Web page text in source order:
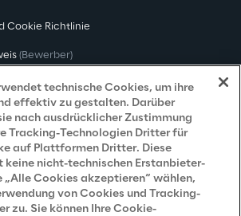
Cookie Richtlinie
(Bewerber)
(Kunden)
(Dienstleister)
(Marketing)
- LKSG(Deutschland)
technische Cookies, um ihre
effektiv zu gestalten. Darüber
nach ausdrücklicher Zustimmung
Tracking-Technologien Dritter für
auf Plattformen Dritter. Diese
keine nicht-technischen Erstanbieter-
„Alle Cookies akzeptieren“ wählen,
von Cookies und Tracking-
zu. Sie können Ihre Cookie-